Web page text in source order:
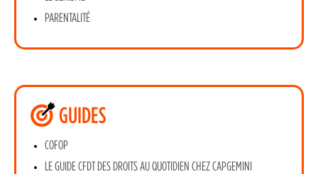
PARENTALITÉ
GUIDES
COFOP
LE GUIDE CFDT DES DROITS AU QUOTIDIEN CHEZ CAPGEMINI